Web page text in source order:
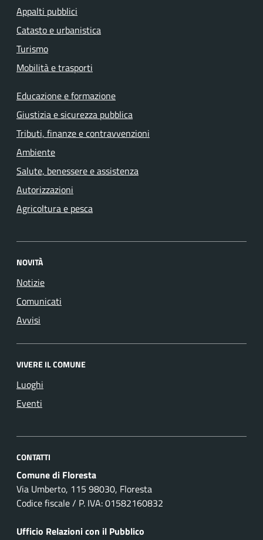
Appalti pubblici
Catasto e urbanistica
Turismo
Mobilità e trasporti
Educazione e formazione
Giustizia e sicurezza pubblica
Tributi, finanze e contravvenzioni
Ambiente
Salute, benessere e assistenza
Autorizzazioni
Agricoltura e pesca
NOVITÀ
Notizie
Comunicati
Avvisi
VIVERE IL COMUNE
Luoghi
Eventi
CONTATTI
Comune di Floresta
Via Umberto, 115 98030, Floresta
Codice fiscale / P. IVA: 01582160832
Ufficio Relazioni con il Pubblico